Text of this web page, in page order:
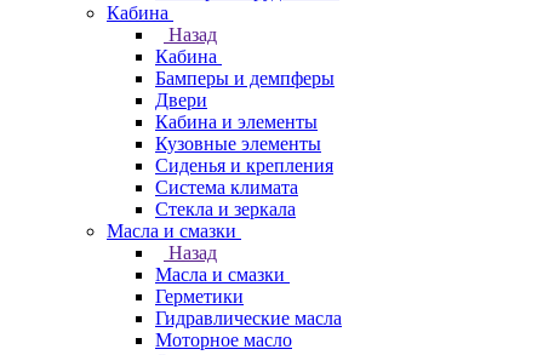
Кабина
Назад
Кабина
Бамперы и демпферы
Двери
Кабина и элементы
Кузовные элементы
Сиденья и крепления
Система климата
Стекла и зеркала
Масла и смазки
Назад
Масла и смазки
Герметики
Гидравлические масла
Моторное масло